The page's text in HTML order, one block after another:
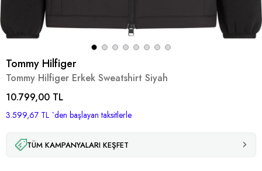
Tommy Hilfiger
Tommy Hilfiger Erkek Sweatshirt Siyah
10.799,00 TL
3.599,67 TL `den başlayan taksitlerle
TÜM KAMPANYALARI KEŞFET